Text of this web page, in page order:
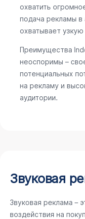
охватить
подача рекламы в
охватывает
Преимущества
неоспоримы –
потенциальных
на рекламу и
аудитории.
Звуковая
Звуковая реклама –
воздействия на